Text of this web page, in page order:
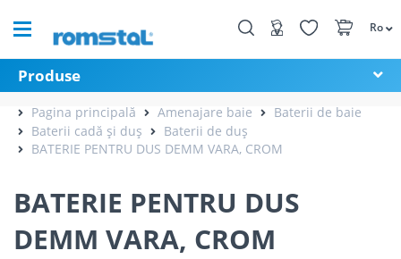
Ro
Produse
Pagina principală Amenajare baie
Baterii de baie
Baterii cadă și duș
Baterii de duș
BATERIE PENTRU DUS DEMM VARA, CROM
BATERIE PENTRU DUS
DEMM VARA, CROM